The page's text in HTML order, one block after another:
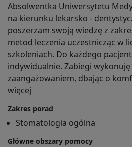
Absolwentka Uniwersytetu
na kierunku lekarsko -
poszerzam swoją wiedzę z
metod leczenia uczestnicząc w
szkoleniach. Do każdego
indywidualnie. Zabiegi
zaangażowaniem, dbając o
atmosferę w gabinecie.
więcej
Zakres porad
Stomatologia ogólna
Główne obszary pomocy